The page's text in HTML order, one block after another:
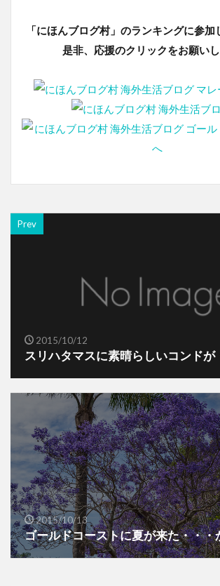
「にほんブログ村」のランキングに参加
是非、応援のクリックをお願いし
Prev
2015/10/12
スリハタマスに素晴らしいコンドが
2015/10/13
ゴールドコーストに夏が来た・・・